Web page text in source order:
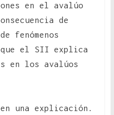
en el avalúo
de
fenómenos
que el SII explica
en los avalúos
una explicación.